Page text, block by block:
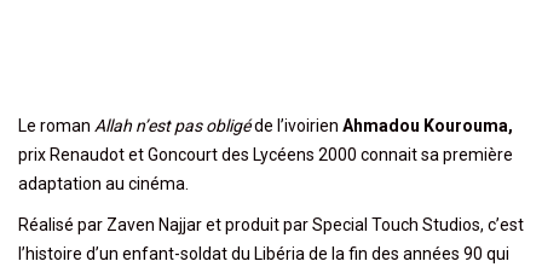
Le roman Allah n’est pas obligéde l’ivoirien Ahmadou Kourouma,
prix Renaudot et Goncourt des Lycéens 2000 connait sa première
adaptation au cinéma.
Réalisé par Zaven Najjar et produit par Special Touch Studios, c’est
l’histoire d’un enfant-soldat du Libéria de la fin des années 90 qui